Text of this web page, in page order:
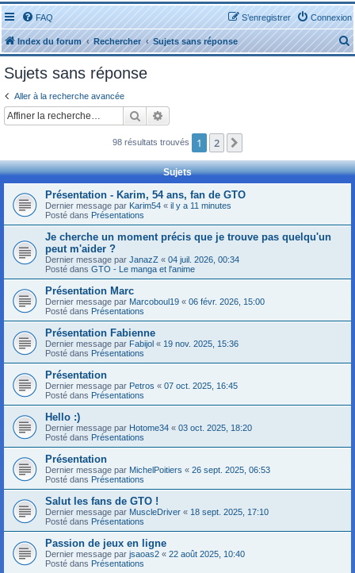
FAQ Connexion
S’enregistrer
Index du forum Rechercher Sujets sans réponse
e
h
Sujets sans réponse
Aller à la recherche avancée
Rechercher
98 résultats trouvés 1 2
Sujets
Présentation - Karim, 54 ans, fan de GTO
Dernier message par Karim54 « il y a 11 minutes
Posté dans Présentations
Je cherche un moment précis que je trouve pas quelqu'un
peut m'aider ?
Dernier message par JanazZ « 04 juil. 2026, 00:34
Posté dans GTO - Le manga et l'anime
Présentation Marc
Dernier message par Marcoboul19 « 06 févr. 2026, 15:00
Posté dans Présentations
Présentation Fabienne
Dernier message par Fabijol « 19 nov. 2025, 15:36
Posté dans Présentations
Présentation
Dernier message par Petros « 07 oct. 2025, 16:45
Posté dans Présentations
Hello :)
Dernier message par Hotome34 « 03 oct. 2025, 18:20
Posté dans Présentations
Présentation
Dernier message par MichelPoitiers « 26 sept. 2025, 06:53
Posté dans Présentations
Salut les fans de GTO !
Dernier message par MuscleDriver « 18 sept. 2025, 17:10
Posté dans Présentations
Passion de jeux en ligne
Dernier message par jsaoas2 « 22 août 2025, 10:40
Posté dans Présentations